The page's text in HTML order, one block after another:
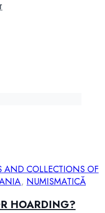
AND COLLECTIONS OF
, NUMISMATICĂ
HOARDING?